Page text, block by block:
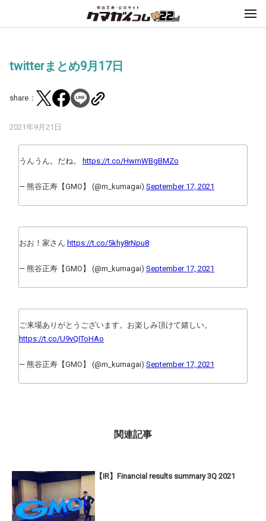
twitterまとめ9月17日
share：
2021年9月21日
うんうん。だね。 https://t.co/HwmWBgBMZo
— 熊谷正寿【GMO】 (@m_kumagai) September 17, 2021
おお！家さん https://t.co/5khy8rNpu8
— 熊谷正寿【GMO】 (@m_kumagai) September 17, 2021
ご来場ありがとうございます。お楽しみ頂けて嬉しい。
https://t.co/U9vQIToHAo
— 熊谷正寿【GMO】 (@m_kumagai) September 17, 2021
関連記事
【IR】Financial results summary 3Q 2021